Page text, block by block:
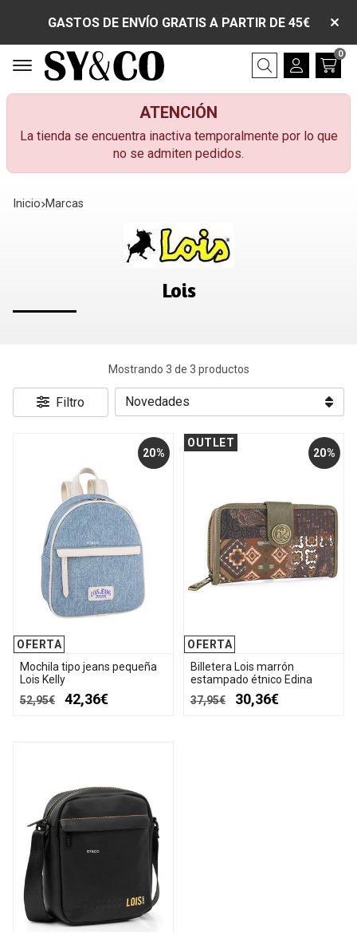
GASTOS DE ENVÍO GRATIS A PARTIR DE 45€
Buscar
0
ATENCIÓN
La tienda se encuentra inactiva temporalmente por lo que
no se admiten pedidos.
Inicio marcas
Lois
Mostrando 3 de 3 productos
Filtro
20%
OFERTA
Mochila tipo jeans pequeña
Lois Kelly
52,95€
42,36€
20%
OFERTA
OUTLET
Billetera Lois marrón
estampado étnico Edina
37,95€
30,36€